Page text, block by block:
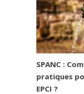
SPANC :
pratiques
EPCI ?